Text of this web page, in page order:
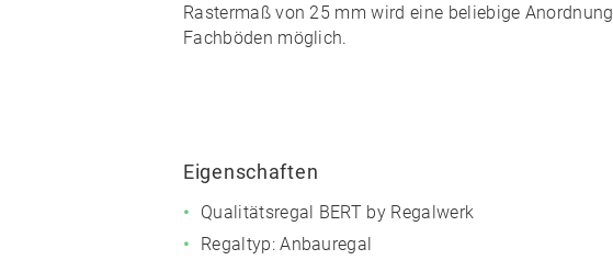
Rastermaß von 25 mm wird eine beliebige Anordnung
Fachböden möglich.
Eigenschaften
Qualitätsregal BERT by Regalwerk
Regaltyp: Anbauregal